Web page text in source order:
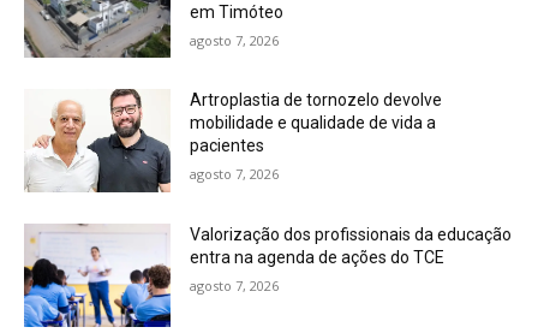
em Timóteo
agosto 7, 2026
Artroplastia de tornozelo devolve
mobilidade e qualidade de vida a
pacientes
agosto 7, 2026
Valorização dos profissionais da educação
entra na agenda de ações do TCE
agosto 7, 2026